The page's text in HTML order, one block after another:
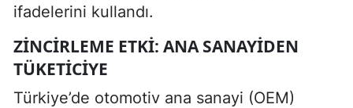
ifadelerini kullandı.
ZINCIRLEME ETKI: ANA SANAYIDEN
TÜKETICIYE
Türkiye’de otomotiv ana sanayi (OEM)